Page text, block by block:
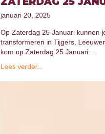
januari 20, 2025
Op Zaterdag 25 Januari kunnen
transformeren in Tijgers,
kom op Zaterdag 25 Januari…
Lees verder...